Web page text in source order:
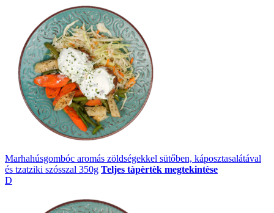
Marhahúsgombóc aromás zöldségekkel sütőben, káposztasalátával
és tzatziki szósszal 350g Teljes tàpèrtèk megtekintèse
D